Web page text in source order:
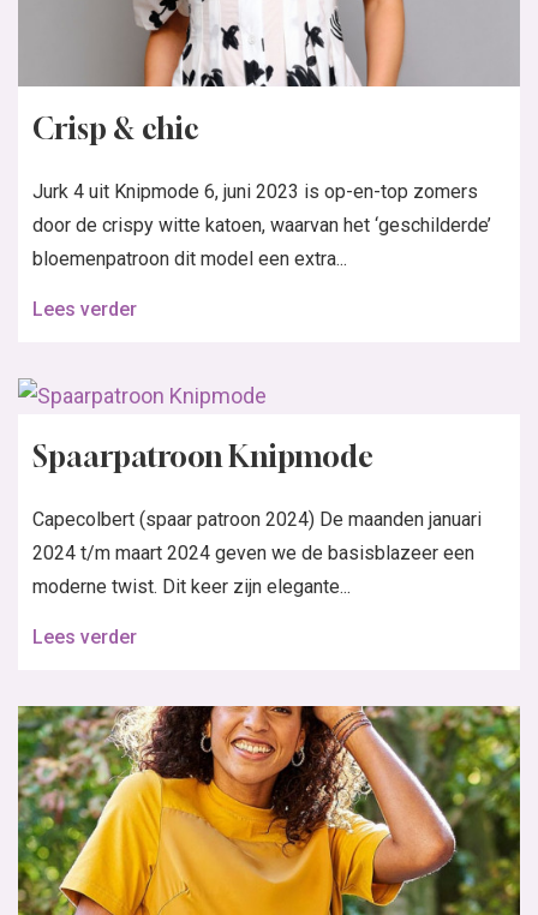
Crisp & chic
Jurk 4 uit Knipmode 6, juni 2023 is op-en-top zomers
door de crispy witte katoen, waarvan het ‘geschilderde’
bloemenpatroon dit model een extra...
Lees verder
Spaarpatroon Knipmode
Capecolbert (spaar patroon 2024) De maanden januari
2024 t/m maart 2024 geven we de basisblazeer een
moderne twist. Dit keer zijn elegante...
Lees verder